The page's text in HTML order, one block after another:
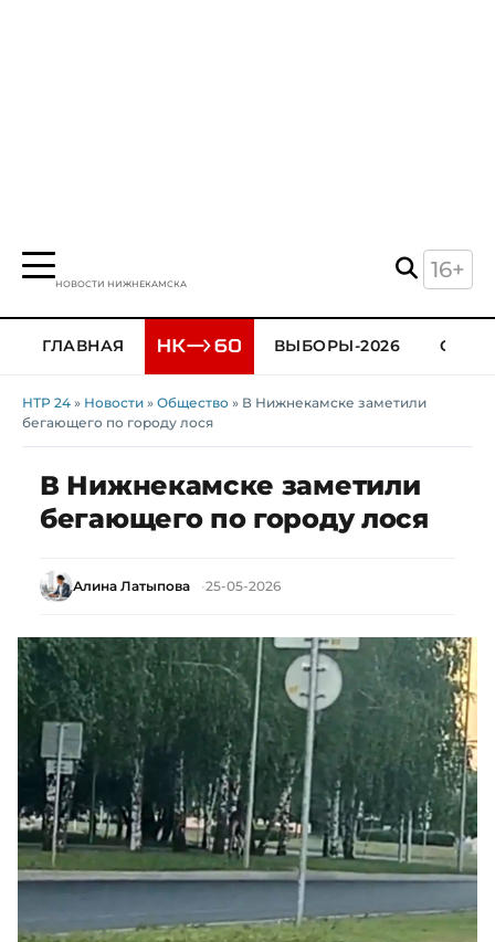
НОВОСТИ НИЖНЕКАМСКА
16+
ГЛАВНАЯ ВЫБОРЫ-2026
НТР 24 » Новости » Общество » В Нижнекамске заметили
бегающего по городу лося
В Нижнекамске заметили
бегающего по городу лося
Алина Латыпова 25-05-2026